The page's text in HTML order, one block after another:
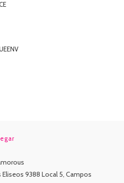
Eliseos 9388 Local 5, Campos